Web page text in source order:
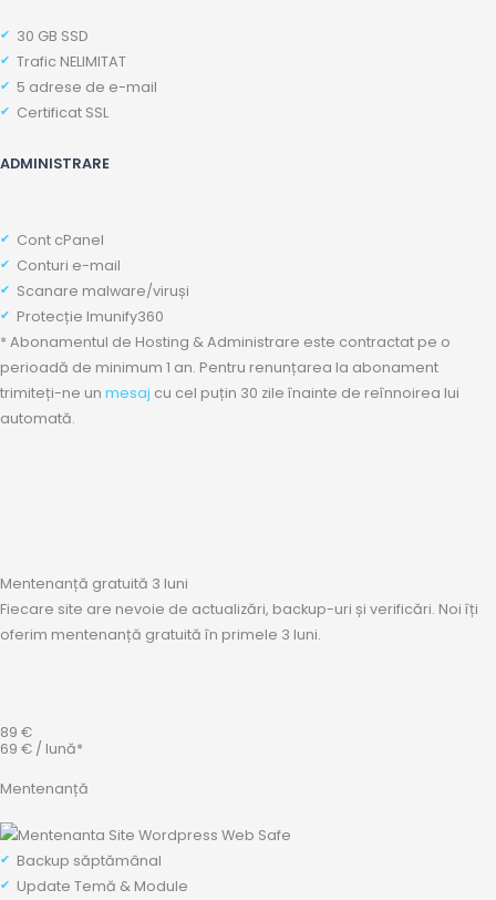
30 GB SSD
Trafic NELIMITAT
5 adrese de e-mail
Certificat SSL
ADMINISTRARE
Cont cPanel
Conturi e-mail
Scanare malware/viruși
Protecție Imunify360
* Abonamentul de Hosting & Administrare este contractat pe o
perioadă de minimum 1 an. Pentru renunțarea la abonament
trimiteți-ne un mesaj cu cel puțin 30 zile înainte de reînnoirea lui
automată.
Mentenanță gratuită 3 luni
Fiecare site are nevoie de actualizări, backup-uri și verificări. Noi îți
oferim mentenanță gratuită în primele 3 luni.
89 €
69 € / lună*
Mentenanță
Backup săptămânal
Update Temă & Module